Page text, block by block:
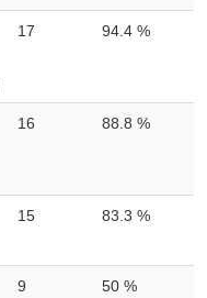
17 94.4 %
16 88.8 %
15 83.3 %
9 50 %